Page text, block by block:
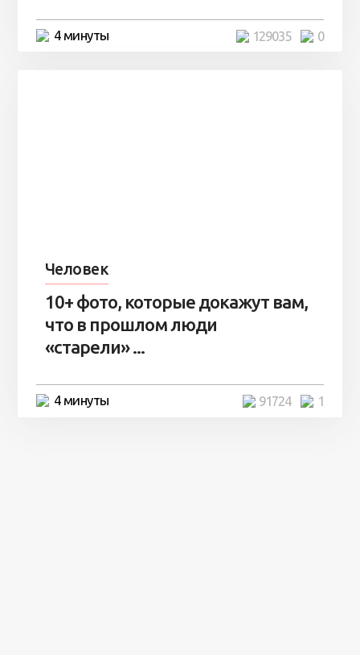
4 минуты 0
129035
Человек
10+ фото, которые докажут вам,
что в прошлом люди
«старели» ...
4 минуты 1
91724